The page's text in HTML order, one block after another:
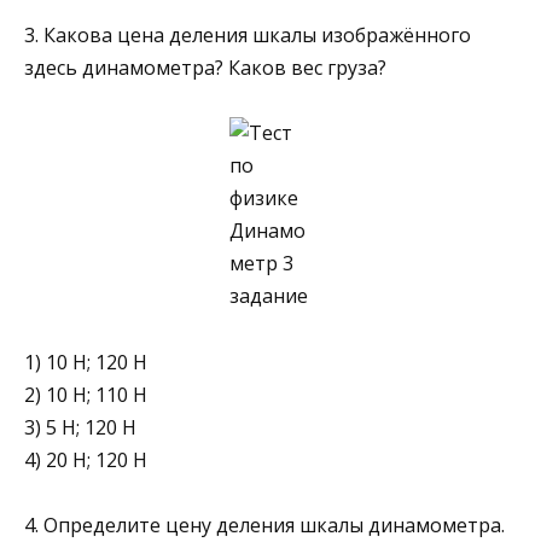
3. Какова цена деления шкалы изобра­жённого
здесь динамометра? Каков вес груза?
1) 10 Н; 120 Н
2) 10 Н; 110 Н
3) 5 Н; 120 Н
4) 20 Н; 120 Н
4. Определите цену деления шкалы дина­мометра.